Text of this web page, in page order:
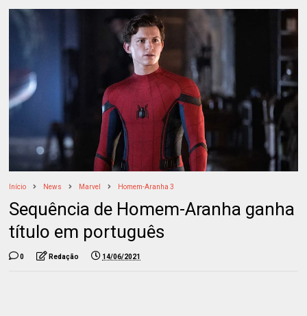
Início News Marvel Homem-Aranha 3
Sequência de Homem-Aranha ganha
título em português
0 Redação 14/06/2021